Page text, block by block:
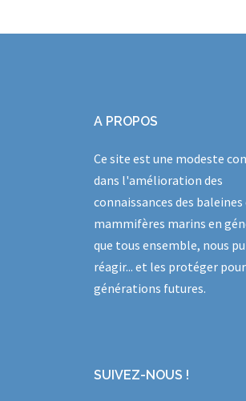
A PROPOS
Ce site est une modeste
dans l'amélioration des
connaissances des baleines
mammifères marins en
que tous ensemble, nous
réagir... et les protéger
générations futures.
SUIVEZ-NOUS !